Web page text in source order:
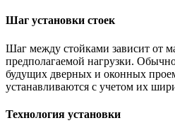
Шаг установки стоек
Шаг между стойками зависит от
предполагаемой нагрузки.
будущих дверных и оконных
устанавливаются с учетом их
Технология установки